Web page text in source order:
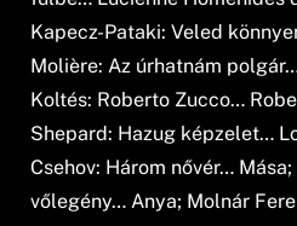
Kapecz-Pataki: Veled
Molière: Az úrhatnám
Koltés: Roberto Zucco…
Shepard: Hazug képzelet…
Csehov: Három nővér…
vőlegény… Anya; Molnár